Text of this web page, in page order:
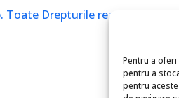
Pentru a
pentru a
pentru
Drepturile rezervate.